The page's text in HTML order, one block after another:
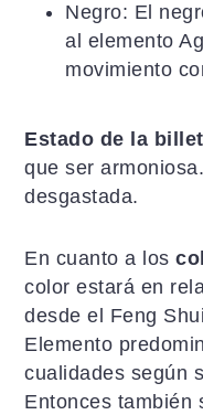
Negro: El
al elemento
movimiento
Estado de la
que ser
desgastada.
En cuanto a los
color estará en
desde el Feng
Elemento
cualidades según
Entonces también